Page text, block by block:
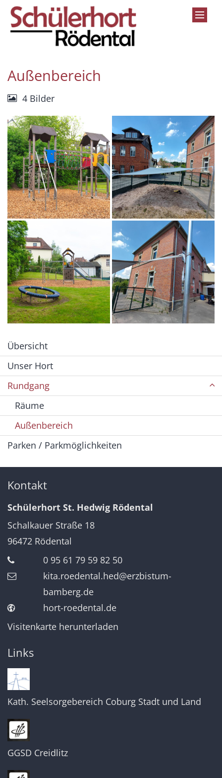
Zum Inhalt springen
Außenbereich
4 Bilder
Übersicht
Unser Hort
Rundgang
Räume
Außenbereich
Parken / Parkmöglichkeiten
Kontakt
Schülerhort St. Hedwig Rödental
Schalkauer Straße 18
96472 Rödental
0 95 61 79 59 82 50
kita.roedental.hed@erzbistum-
bamberg.de
hort-roedental.de
Visitenkarte herunterladen
Links
Kath. Seelsorgebereich Coburg Stadt und Land
GGSD Creidlitz